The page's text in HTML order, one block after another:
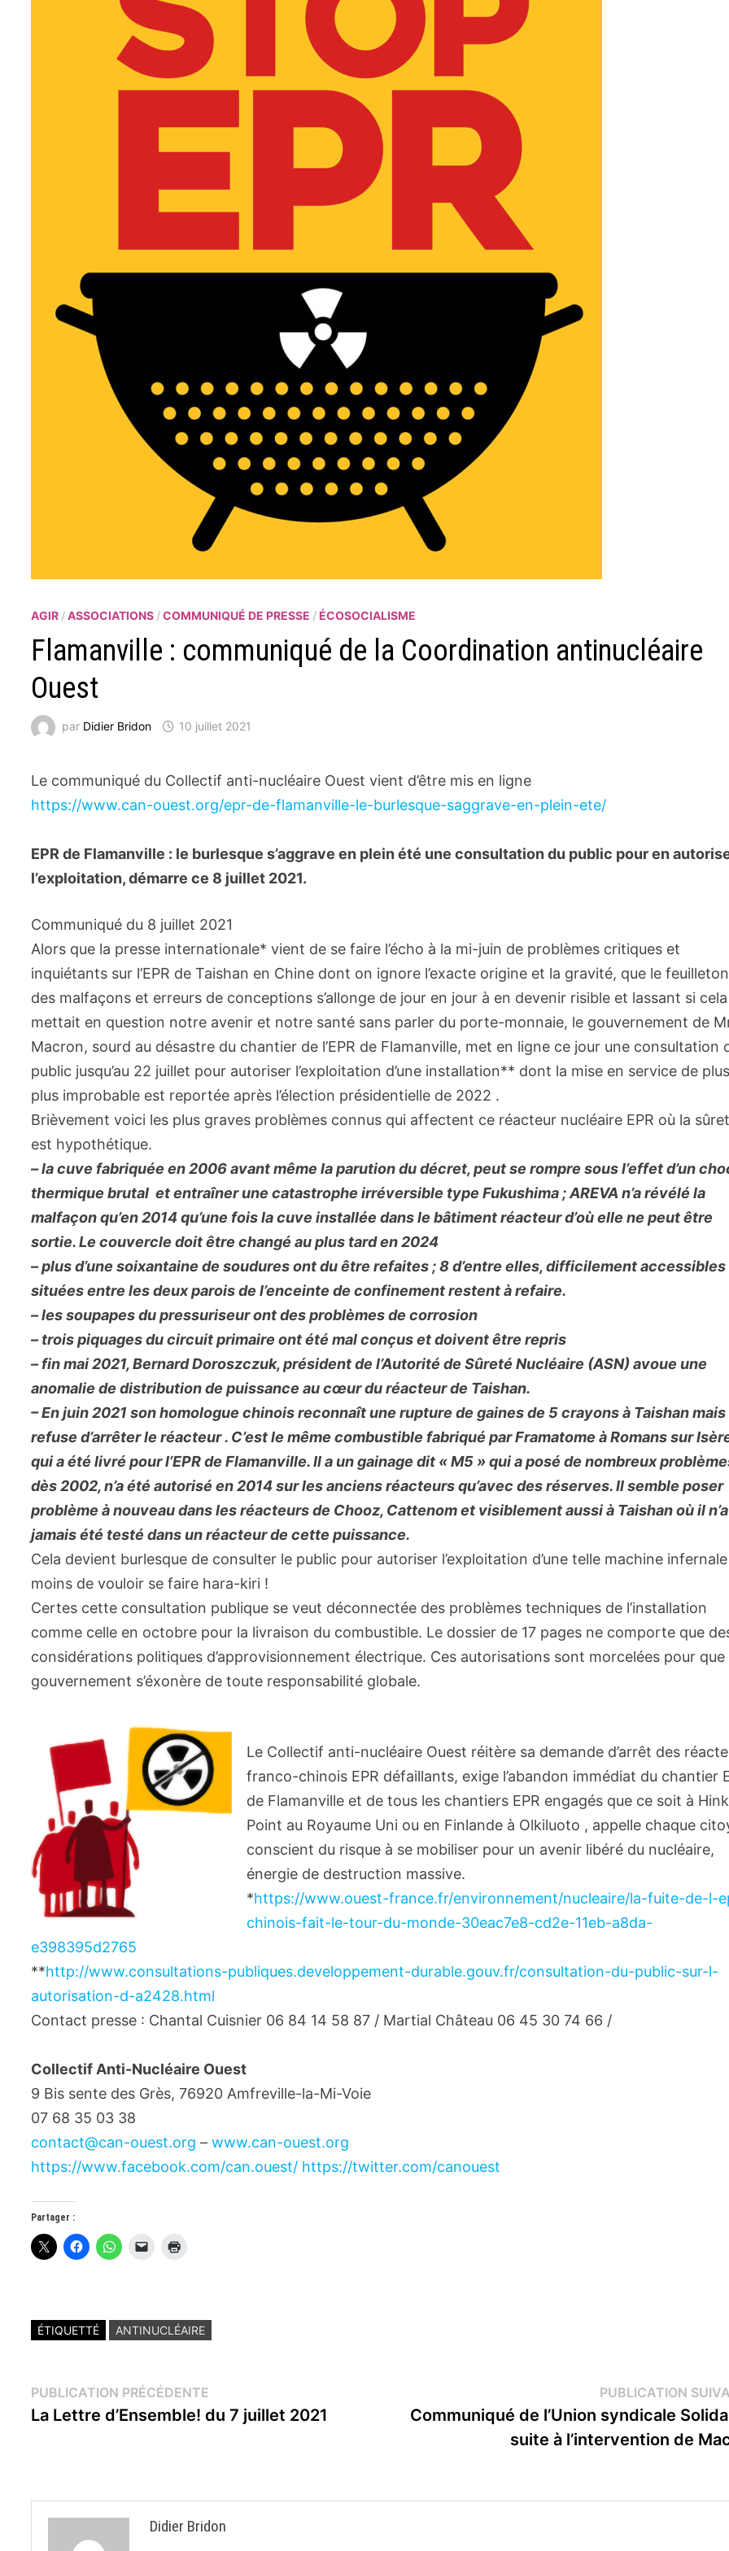
AGIR /ASSOCIATIONS /COMMUNIQUÉ DE PRESSE / ÉCOSOCIALISME
Flamanville : communiqué de la Coordination antinucléaire
Ouest
par Didier Bridon 10 juillet 2021
Le communiqué du Collectif anti-nucléaire Ouest vient d’être mis en ligne
https://www.can-ouest.org/epr-de-flamanville-le-burlesque-saggrave-en-plein-ete/
EPR de Flamanville : le burlesque s’aggrave en plein été une consultation du public pour en
l’exploitation, démarre ce 8 juillet 2021.
Communiqué du 8 juillet 2021
Alors que la presse internationale* vient de se faire l’écho à la mi-juin de problèmes critiques et
inquiétants sur l’EPR de Taishan en Chine dont on ignore l’exacte origine et la gravité, que le feuilleton
des malfaçons et erreurs de conceptions s’allonge de jour en jour à en devenir risible et lassant si
mettait en question notre avenir et notre santé sans parler du porte-monnaie, le gouvernement de
Macron, sourd au désastre du chantier de l’EPR de Flamanville, met en ligne ce jour une consultation
public jusqu’au 22 juillet pour autoriser l’exploitation d’une installation** dont la mise en service de
plus improbable est reportée après l’élection présidentielle de 2022 .
Brièvement voici les plus graves problèmes connus qui affectent ce réacteur nucléaire EPR où la
est hypothétique.
– la cuve fabriquée en 2006 avant même la parution du décret, peut se rompre sous l’effet d’un
thermique brutal et entraîner une catastrophe irréversible type Fukushima ; AREVA n’a révélé la
malfaçon qu’en 2014 qu’une fois la cuve installée dans le bâtiment réacteur d’où elle ne peut être
sortie. Le couvercle doit être changé au plus tard en 2024
– plus d’une soixantaine de soudures ont du être refaites ; 8 d’entre elles, difficilement
situées entre les deux parois de l’enceinte de confinement restent à refaire.
– les soupapes du pressuriseur ont des problèmes de corrosion
– trois piquages du circuit primaire ont été mal conçus et doivent être repris
– fin mai 2021, Bernard Doroszczuk, président de l’Autorité de Sûreté Nucléaire (ASN) avoue une
anomalie de distribution de puissance au cœur du réacteur de Taishan.
– En juin 2021 son homologue chinois reconnaît une rupture de gaines de 5 crayons à Taishan mais
refuse d’arrêter le réacteur . C’est le même combustible fabriqué par Framatome à Romans sur
qui a été livré pour l’EPR de Flamanville. Il a un gainage dit « M5 » qui a posé de nombreux
dès 2002, n’a été autorisé en 2014 sur les anciens réacteurs qu’avec des réserves. Il semble poser
problème à nouveau dans les réacteurs de Chooz, Cattenom et visiblement aussi à Taishan où il n’a
jamais été testé dans un réacteur de cette puissance.
Cela devient burlesque de consulter le public pour autoriser l’exploitation d’une telle machine
moins de vouloir se faire hara-kiri !
Certes cette consultation publique se veut déconnectée des problèmes techniques de l’installation
comme celle en octobre pour la livraison du combustible. Le dossier de 17 pages ne comporte que
considérations politiques d’approvisionnement électrique. Ces autorisations sont morcelées pour que
gouvernement s’éxonère de toute responsabilité globale.
Le Collectif anti-nucléaire Ouest réitère sa demande d’arrêt des
franco-chinois EPR défaillants, exige l’abandon immédiat du chantier
de Flamanville et de tous les chantiers EPR engagés que ce soit à
Point au Royaume Uni ou en Finlande à Olkiluoto , appelle chaque
conscient du risque à se mobiliser pour un avenir libéré du nucléaire,
énergie de destruction massive.
*https://www.ouest-france.fr/environnement/nucleaire/la-fuite-de-l-
chinois-fait-le-tour-du-monde-30eac7e8-cd2e-11eb-a8da-
e398395d2765
**http://www.consultations-publiques.developpement-durable.gouv.fr/consultation-du-public-sur-l-
autorisation-d-a2428.html
Contact presse : Chantal Cuisnier 06 84 14 58 87 / Martial Château 06 45 30 74 66 /
Collectif Anti-Nucléaire Ouest
9 Bis sente des Grès, 76920 Amfreville-la-Mi-Voie
07 68 35 03 38
contact@can-ouest.org –www.can-ouest.org
https://www.facebook.com/can.ouest/ https://twitter.com/canouest
Partager :
ÉTIQUETTÉ ANTINUCLÉAIRE
Navigation
de
PUBLICATION PRÉCÉDENTE
précédente :
La Lettre d’Ensemble! du 7 juillet 2021
PUBLICATION
Communiqué de l’Union syndicale
suite à l’intervention de
Didier Bridon